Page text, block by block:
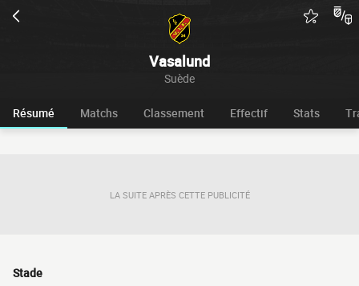
Vasalund
Suède
Résumé Matchs Classement Effectif Stats
LA SUITE APRÈS CETTE PUBLICITÉ
Stade